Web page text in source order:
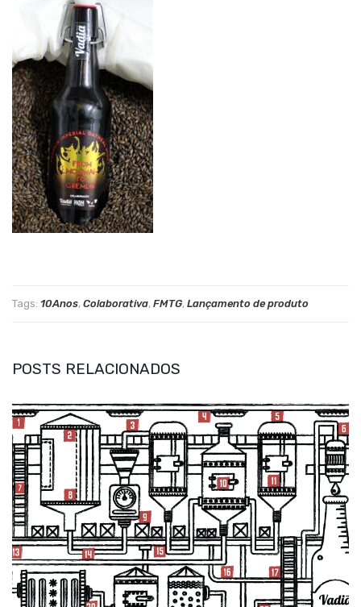
Tags: 10Anos, Colaborativa, FMTG, Lançamento de produto
POSTS RELACIONADOS